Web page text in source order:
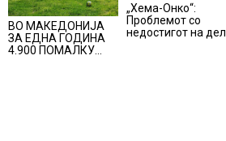
ВО МАКЕДОНИЈА
ЗА ЕДНА ГОДИНА
4.900 ПОМАЛКУ
„Хема-Онко“:
Проблемот со
недостигот на дел